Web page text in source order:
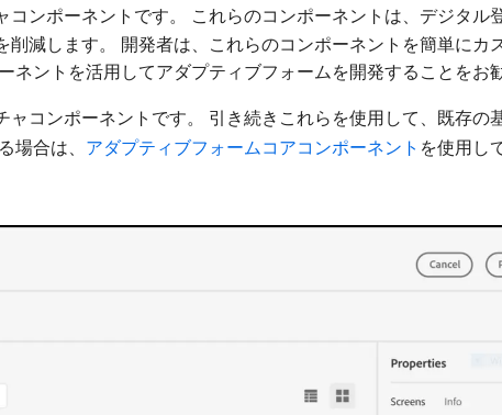
コンポーネントです。 これらのコンポーネントは、デジタル
減します。 開発者は、これらのコンポーネントを簡単にカ
ントを活用してアダプティブフォームを開発することをお
ャコンポーネントです。 引き続きこれらを使用して、既存の
場合は、 アダプティブフォームコアコンポーネント を使用し